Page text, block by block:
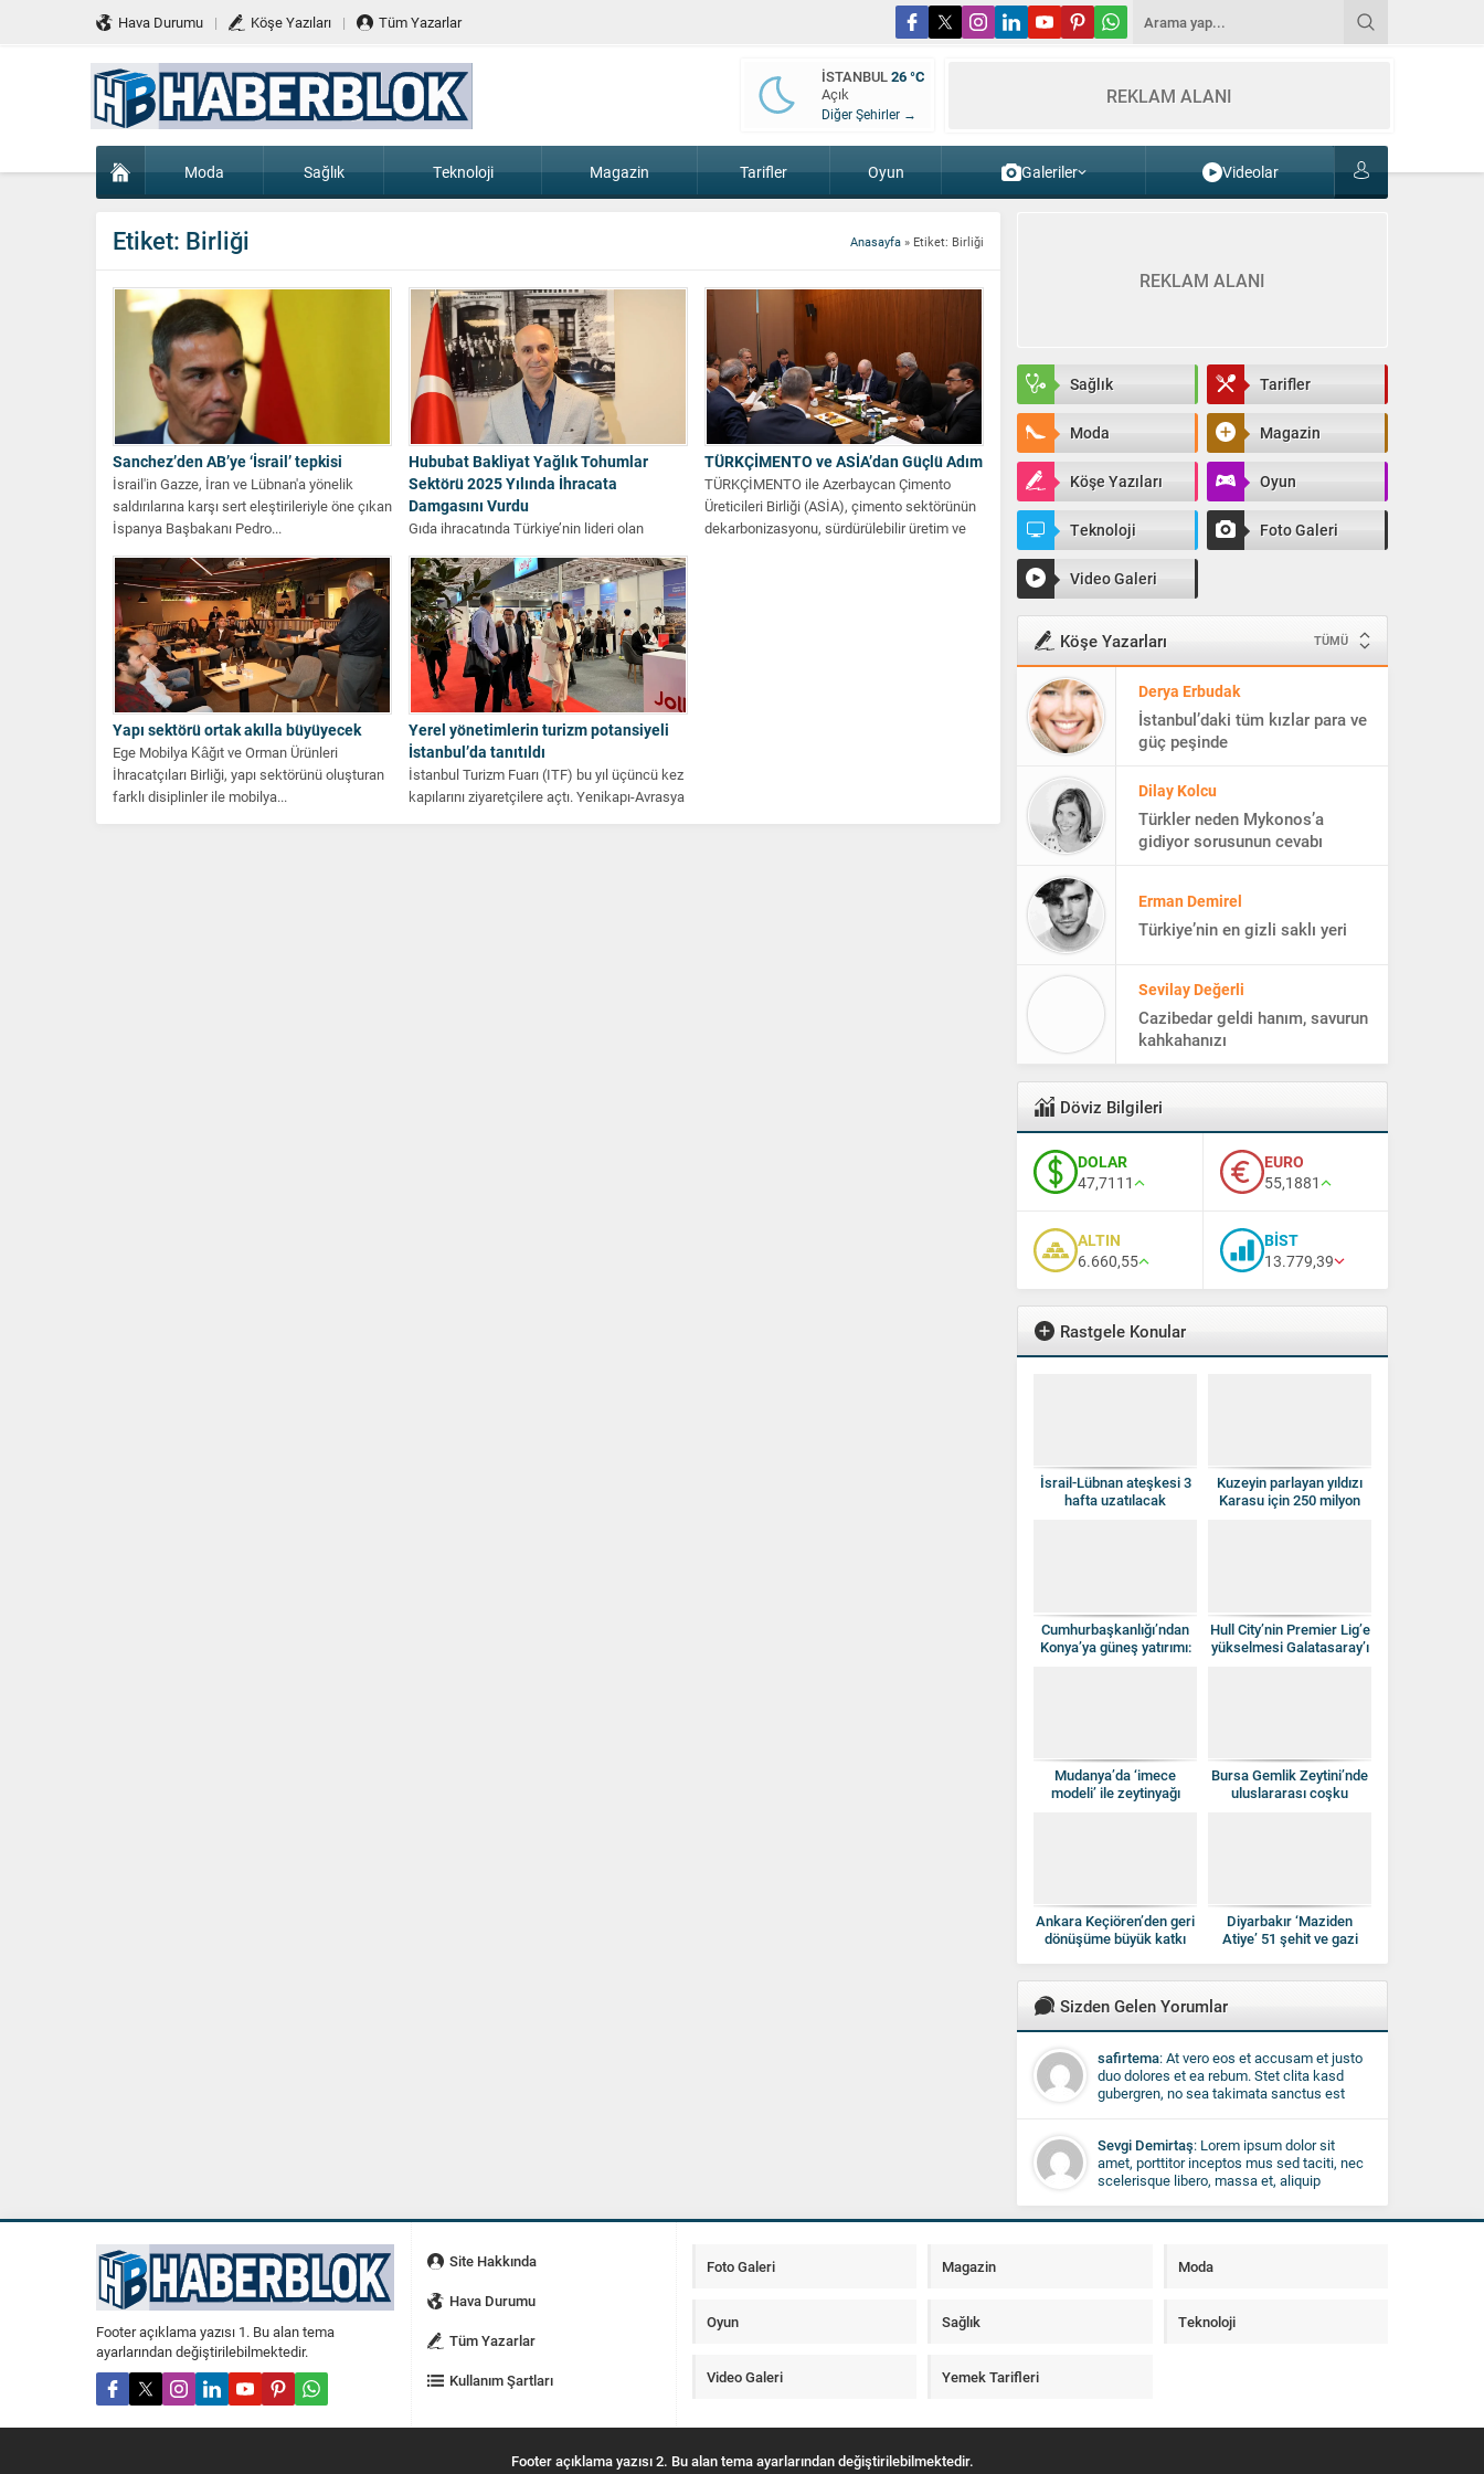
Hava Durumu Köşe Yazıları Tüm Yazarlar
İSTANBUL26 °C
Açık
Diğer Şehirler →
REKLAM ALANI
Moda Sağlık Teknoloji Magazin Tarifler Oyun Galeriler Videolar
Anasayfa » Etiket: Birliği
Etiket: Birliği
Sanchez’den AB’ye ‘İsrail’ tepkisi
İsrail'in Gazze, İran ve Lübnan'a yönelik
saldırılarına karşı sert eleştirileriyle öne çıkan
İspanya Başbakanı Pedro...
Hububat Bakliyat Yağlık Tohumlar
Sektörü 2025 Yılında İhracata
Damgasını Vurdu
Gıda ihracatında Türkiye’nin lideri olan
yılında ihracatını yüzde 4’lük...
TÜRKÇİMENTO ve ASİA’dan Güçlü Adım
TÜRKÇİMENTO ile Azerbaycan Çimento
Üreticileri Birliği (ASİA), çimento sektörünün
dekarbonizasyonu, sürdürülebilir üretim ve
Yapı sektörü ortak akılla büyüyecek
Ege Mobilya Kâğıt ve Orman Ürünleri
İhracatçıları Birliği, yapı sektörünü oluşturan
farklı disiplinler ile mobilya...
Yerel yönetimlerin turizm potansiyeli
İstanbul’da tanıtıldı
İstanbul Turizm Fuarı (ITF) bu yıl üçüncü kez
kapılarını ziyaretçilere açtı. Yenikapı-Avrasya
REKLAM ALANI
Sağlık Tarifler
Moda Magazin
Köşe Yazıları Oyun
Teknoloji Foto Galeri
Video Galeri
Köşe Yazarları TÜMÜ
Derya Erbudak
İstanbul’daki tüm kızlar para ve
güç peşinde
Türkler neden Mykonos’a
gidiyor sorusunun cevabı
Türkiye’nin en gizli saklı yeri
Cazibedar geldi hanım, savurun
kahkahanızı
Hangisi daha sefil: Kafası rahat
olan mı konforu yerinde olan
mı?
Döviz Bilgileri
DOLAR
47,7111
EURO
55,1881
ALTIN
6.660,55
BİST
13.779,39
Rastgele Konular
İsrail-Lübnan ateşkesi 3
hafta uzatılacak
Kuzeyin parlayan yıldızı
Karasu için 250 milyon
Cumhurbaşkanlığı’ndan
Konya’ya güneş yatırımı:
Hull City’nin Premier Lig’e
yükselmesi Galatasaray’ı
Mudanya’da ‘imece
modeli’ ile zeytinyağı
Bursa Gemlik Zeytini’nde
uluslararası coşku
Ankara Keçiören’den geri
dönüşüme büyük katkı
Diyarbakır ‘Maziden
Atiye’ 51 şehit ve gazi
Sizden Gelen Yorumlar
safirtema: At vero eos et accusam et justo
duo dolores et ea rebum. Stet clita kasd
gubergren, no sea takimata sanctus est
Sevgi Demirtaş: Lorem ipsum dolor sit
amet, porttitor inceptos mus sed taciti, nec
scelerisque libero, massa et, aliquip
posuere, velit proin lobortis facilisi. Fringilla
quis justo nulla, imperdiet in, nisl turpis
Footer açıklama yazısı 1. Bu alan tema
ayarlarından değiştirilebilmektedir.
Site Hakkında
Hava Durumu
Tüm Yazarlar
Kullanım Şartları
Foto Galeri Magazin Moda
Oyun Sağlık Teknoloji
Video Galeri Yemek Tarifleri
Footer açıklama yazısı 2. Bu alan tema ayarlarından değiştirilebilmektedir.